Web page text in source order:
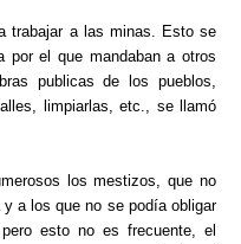
a las minas. Esto se
por el que mandaban a otros
publicas de los pueblos,
limpiarlas, etc., se llamó
los mestizos, que no
a los que no se podía obligar
esto no es frecuente, el